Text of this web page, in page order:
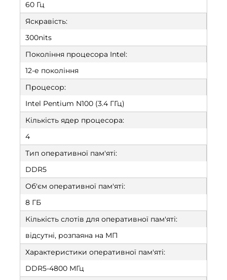
60 Гц
Яскравість:
300nits
Покоління процесора Intel:
12-е покоління
Процесор:
Intel Pentium N100 (3.4 ГГц)
Кількість ядер процесора:
4
Тип оперативної пам'яті:
DDR5
Об'єм оперативної пам'яті:
8 ГБ
Кількість слотів для оперативної пам'яті:
відсутні, розпаяна на МП
Характеристики оперативної пам'яті:
DDR5-4800 МГц